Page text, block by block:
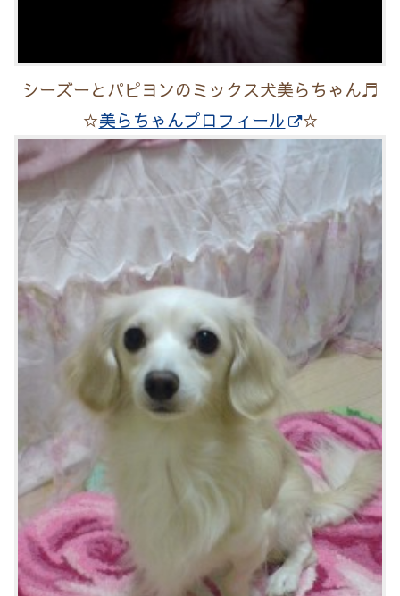
シーズーとパピヨンのミックス犬美らちゃん♬
☆美らちゃんプロフィール ☆